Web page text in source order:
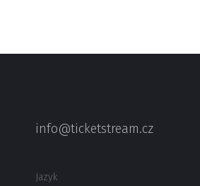
info@ticketstream.cz
Jazyk